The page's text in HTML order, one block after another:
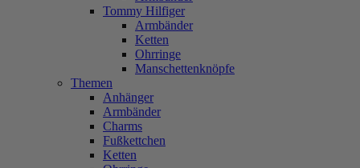
Tommy Hilfiger
Armbänder
Ketten
Ohrringe
Manschettenknöpfe
Themen
Anhänger
Armbänder
Charms
Fußkettchen
Ketten